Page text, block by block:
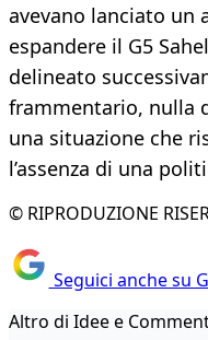
avevano lanciato un
espandere il G5
delineato
frammentario, nulla
una situazione che
l’assenza di una
© RIPRODUZIONE
Seguici anche su
Altro di Idee e